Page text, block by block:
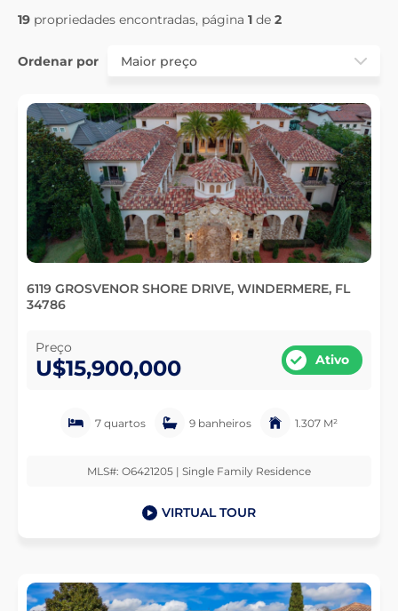
19 propriedades encontradas, página 1 de 2
Ordenar por
6119 GROSVENOR SHORE DRIVE, WINDERMERE, FL
34786
Preço
U$15,900,000 Ativo
7 quartos 9 banheiros 1.307 M²
MLS#: O6421205 | Single Family Residence
VIRTUAL TOUR